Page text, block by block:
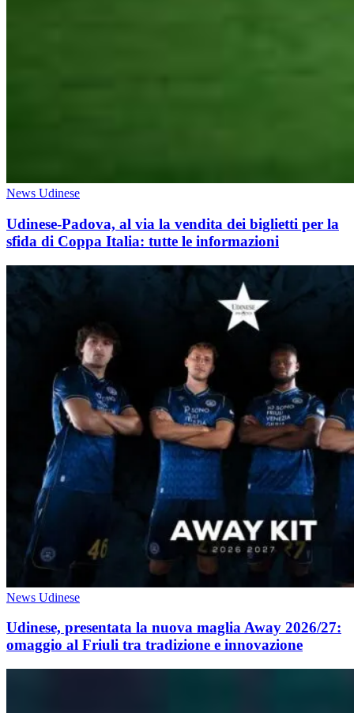
News Udinese
Udinese-Padova, al via la vendita dei biglietti per la
sfida di Coppa Italia: tutte le informazioni
News Udinese
Udinese, presentata la nuova maglia Away 2026/27:
omaggio al Friuli tra tradizione e innovazione